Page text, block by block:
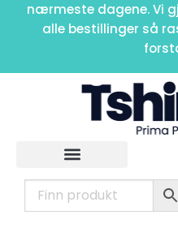
nærmeste dagene. Vi
alle bestillinger så